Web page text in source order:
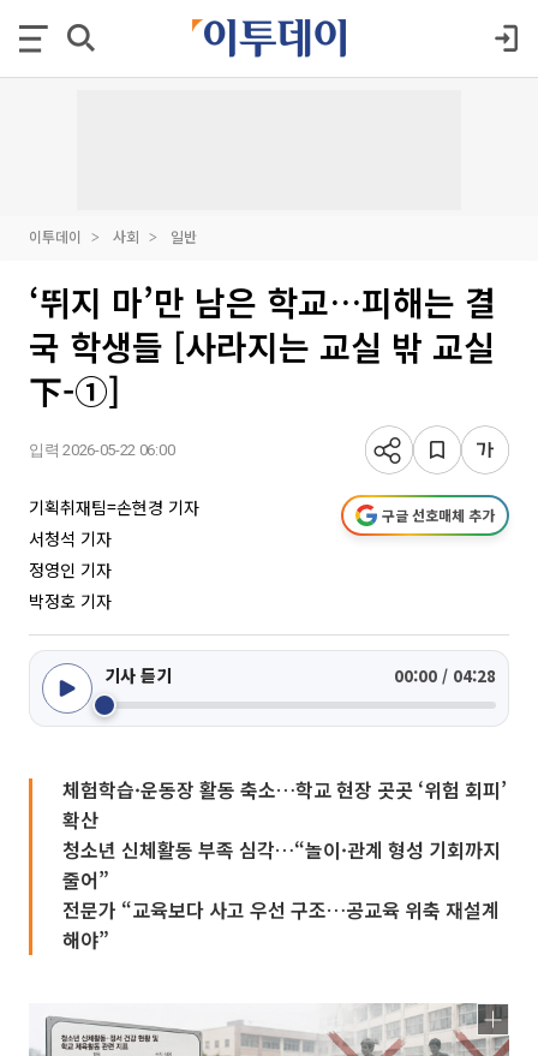
이투데이 사회 일반
‘뛰지 마’만 남은 학교…피해는 결
국 학생들 [사라지는 교실 밖 교실
下-①]
입력 2026-05-22 06:00
기획취재팀=손현경 기자
서청석 기자
정영인 기자
박정호 기자
구글 선호매체 추가
기사 듣기 00:00 / 04:28
체험학습·운동장 활동 축소…학교 현장 곳곳 ‘위험 회피’
확산
청소년 신체활동 부족 심각…“놀이·관계 형성 기회까지
줄어”
전문가 “교육보다 사고 우선 구조…공교육 위축 재설계
해야”